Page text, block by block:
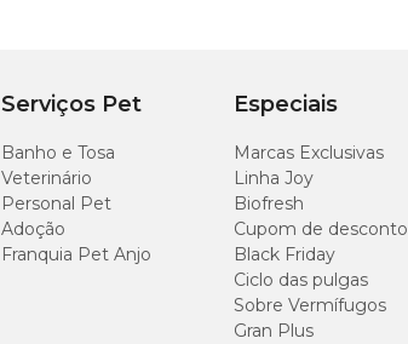
32 cm a 40 cm 18 cm
40 cm a 44 cm 20 cm
22 cm
Serviços Pet
Banho e Tosa
Veterinário
Personal Pet
Adoção
Franquia Pet Anjo
Especiais
Marcas Exclusivas
Linha Joy
Biofresh
Cupom de desconto
Black Friday
Ciclo das pulgas
Sobre Vermífugos
Gran Plus